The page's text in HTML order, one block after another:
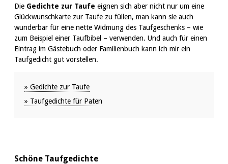
Die Gedichte zur Taufe eignen sich aber nicht nur um eine
Glückwunschkarte zur Taufe zu füllen, man kann sie auch
wunderbar für eine nette Widmung des Taufgeschenks – wie
zum Beispiel einer Taufbibel – verwenden. Und auch für einen
Eintrag im Gästebuch oder Familienbuch kann ich mir ein
Taufgedicht gut vorstellen.
» Gedichte zur Taufe
» Taufgedichte für Paten
Schöne Taufgedichte